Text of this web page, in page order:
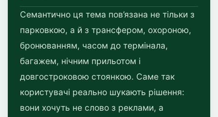
Семантично ця тема пов’язана не тільки з
парковкою, а й з трансфером, охороною,
бронюванням, часом до термінала,
багажем, нічним прильотом і
довгостроковою стоянкою. Саме так
користувачі реально шукають рішення:
вони хочуть не слово з реклами, а